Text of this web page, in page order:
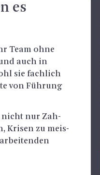
es
Team ohne
auch in
sie fach­lich
von Füh­rung
nicht nur Zah­
Kri­sen zu meis­